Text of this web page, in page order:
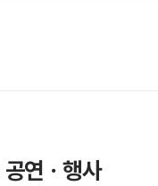
연ㆍ행사